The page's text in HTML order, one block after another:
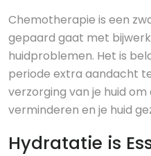
Chemotherapie is een
gepaard gaat met
huidproblemen. Het is
periode extra aandacht
verzorging van je huid
verminderen en je huid
Hydratatie is